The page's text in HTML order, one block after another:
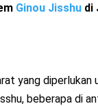
Ginou Jisshudi
yang diperlukan
beberapa di